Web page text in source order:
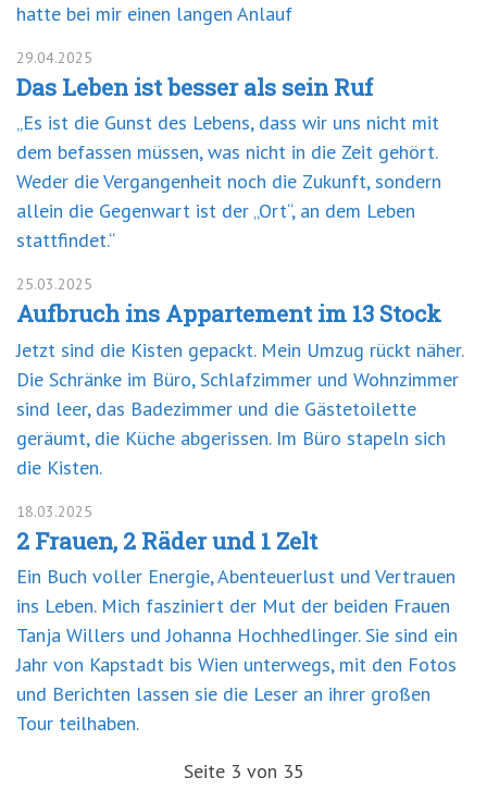
hatte bei mir einen langen Anlauf
29.04.2025
Das Leben ist besser als sein Ruf
„Es ist die Gunst des Lebens, dass wir uns nicht mit
dem befassen müssen, was nicht in die Zeit gehört.
Weder die Vergangenheit noch die Zukunft, sondern
allein die Gegenwart ist der „Ort“, an dem Leben
stattfindet.“
25.03.2025
Aufbruch ins Appartement im 13 Stock
Jetzt sind die Kisten gepackt. Mein Umzug rückt näher.
Die Schränke im Büro, Schlafzimmer und Wohnzimmer
sind leer, das Badezimmer und die Gästetoilette
geräumt, die Küche abgerissen. Im Büro stapeln sich
die Kisten.
18.03.2025
2 Frauen, 2 Räder und 1 Zelt
Ein Buch voller Energie, Abenteuerlust und Vertrauen
ins Leben. Mich fasziniert der Mut der beiden Frauen
Tanja Willers und Johanna Hochhedlinger. Sie sind ein
Jahr von Kapstadt bis Wien unterwegs, mit den Fotos
und Berichten lassen sie die Leser an ihrer großen
Tour teilhaben.
Seite 3 von 35